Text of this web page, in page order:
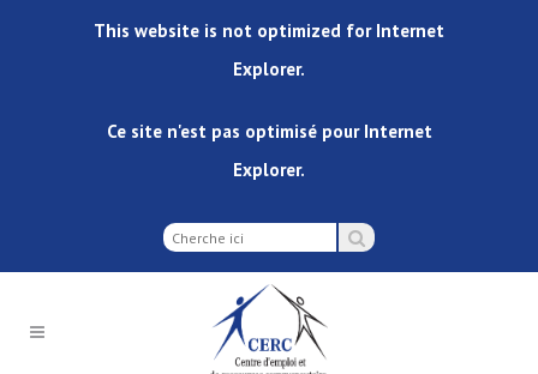
This website is not optimized for Internet
Explorer.
Ce site n'est pas optimisé pour Internet
Explorer.